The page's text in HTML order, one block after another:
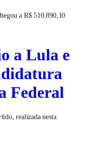
a R$ 510.890,10
a Lula e
Federal
realizada nesta